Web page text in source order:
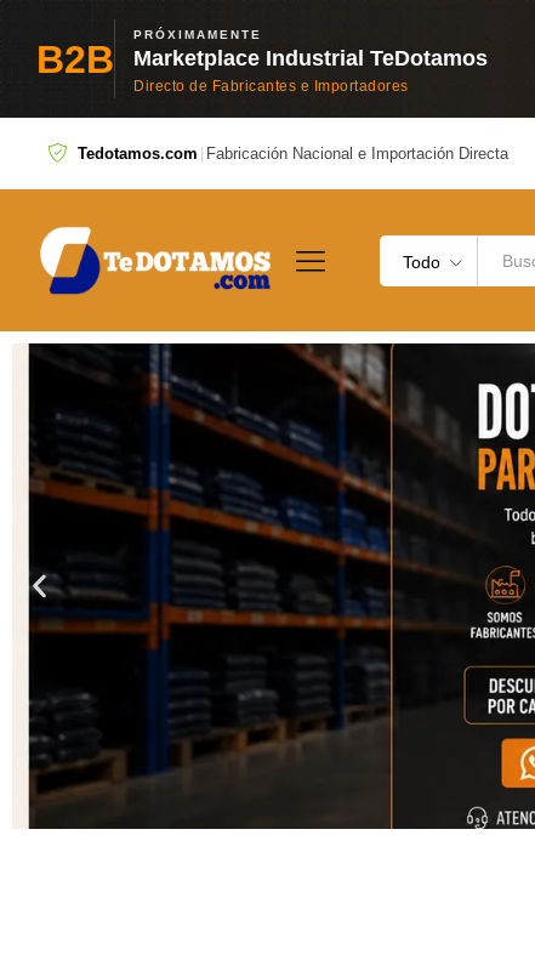
B2B
PRÓXIMAMENTE
Marketplace Industrial TeDotamos
Directo de Fabricantes e Importadores
Tedotamos.com Fabricación Nacional e Importación Directa
Todo